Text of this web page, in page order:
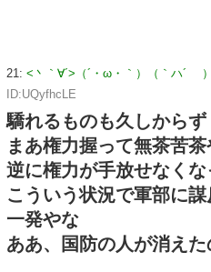
21: <丶｀∀´>（´・ω・｀）（｀ハ´
ID:UQyfhcLE
驕れるものも久しからず
まあ権力握って無茶苦
逆に権力が手放せなく
こういう状況で軍部に
一発やな
ああ、国防の人が消え